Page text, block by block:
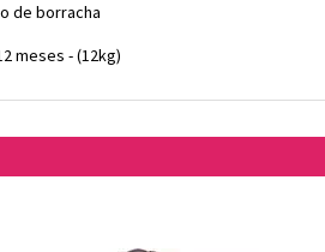
de borracha
meses - (12kg)